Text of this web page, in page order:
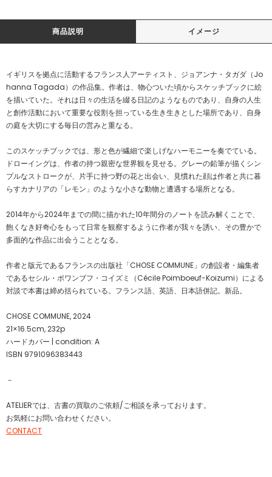
商品説明 イメージ
イギリスを拠点に活動するフランス人アーティスト、ジョアンナ・タガダ（Jo
hanna Tagada）の作品集。作者は、物心ついた頃からスケッチブックに絵
を描いていた。それは日々の生活を綴る日記のようなものであり、自身の人生
と創作活動において重要な役割を担っている生き生きとした場所であり、自身
の庭を大切にする毎日の営みと重なる。
このスケッチブックでは、形と色が繊細で楽しげなハーモニーを奏でている。
ドローイングは、作者の持つ親密な世界観を見せる。グレーの鉛筆が描くシン
プルなストロークが、片手に持つ野の花と出会い、見慣れた顔は作者と共に暮
らすカナリアの「レモン」のような小さな動物と遭遇する場所となる。
2014年から2024年までの間に描かれた10年間分のノートを読み解くことで、
飽くなき好奇心をもって日常を観察するように作者が我々を誘い、その豊かで
多面的な作品に出会うこととなる。
作者と版元であるフランスの出版社「CHOSE COMMUNE」の創設者・編集者
であるセシル・ポワンブフ・コイズミ（Cécile Poimboeuf-Koizumi）による
対談で本書は締め括られている。フランス語、英語、日本語併記。新品。
CHOSE COMMUNE, 2024
21×16.5cm, 232p
ハードカバー | condition: A
ISBN 9791096383443
－
ATELIERでは、古書の買取のご依頼/ご相談を承っております。
お気軽にお問い合わせください。
CONTACT